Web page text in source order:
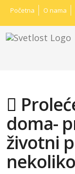
Početna O nama
doma-
životni